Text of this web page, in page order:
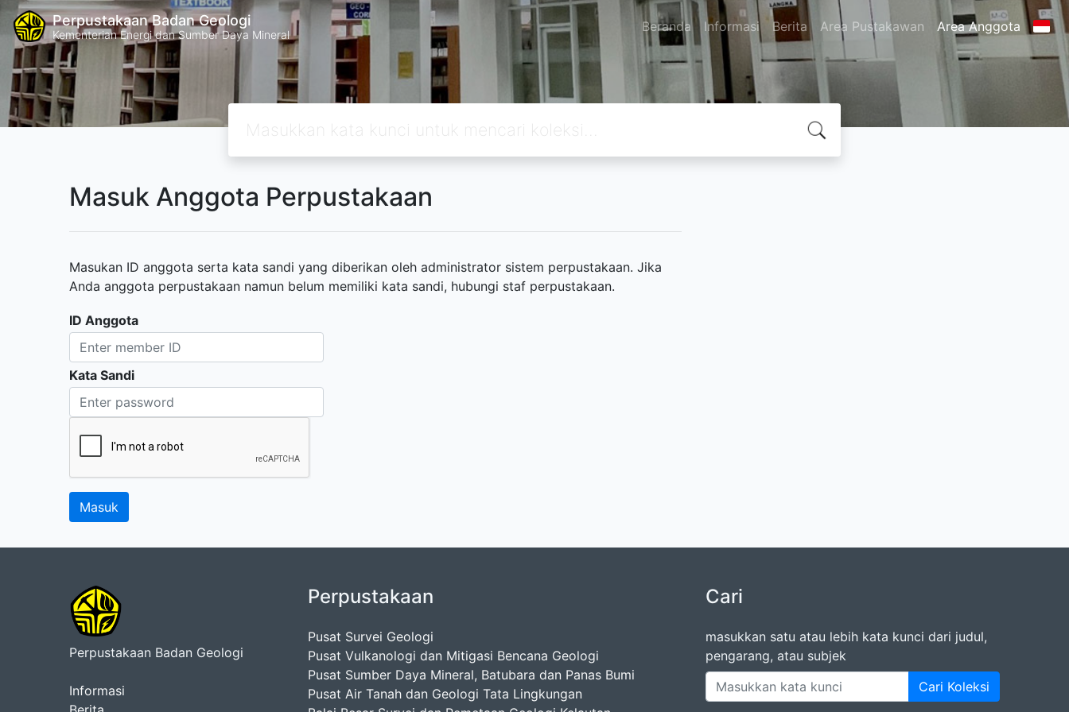
Perpustakaan Badan Geologi
Kementerian Energi dan Sumber Daya Mineral Beranda Informasi Berita Area Pustakawan Area Anggota
Masuk Anggota Perpustakaan
Masukan ID anggota serta kata sandi yang diberikan oleh administrator sistem perpustakaan. Jika
Anda anggota perpustakaan namun belum memiliki kata sandi, hubungi staf perpustakaan.
ID Anggota
Kata Sandi
Perpustakaan Badan Geologi
Informasi
Perpustakaan
Pusat Survei Geologi
Pusat Vulkanologi dan Mitigasi Bencana Geologi
Pusat Sumber Daya Mineral, Batubara dan Panas Bumi
Pusat Air Tanah dan Geologi Tata Lingkungan
Cari
masukkan satu atau lebih kata kunci dari judul,
pengarang, atau subjek
Cari Koleksi